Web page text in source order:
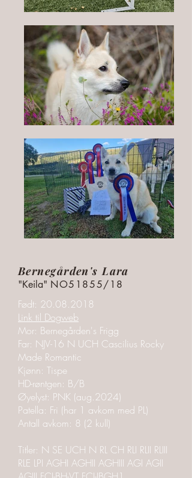
Bernegården's Lara
"Keila" NO51855/18
Født: 20.08.2018
Link til Dogweb
Mor: Bernegården's Frigg
Far: NJV-16 N UCH Cascilius Rocky
Made Romantic
Kjønn: Tispe
HD-røntgen: B/B
Øyelyst: PNK (aug.2024)
Patella: Fri (har 1 avkom med PL)
Antall avkom: 8 (2 kull)
Titler: N SE UCH N RL CH RLI RLII RLIII
RLE LPI AGHI AGHII AGHIII AGI AGII